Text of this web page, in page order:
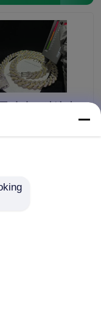
라나 모이산니트
인 18k 바깥쪽에 사